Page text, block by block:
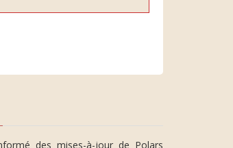
des mises-à-jour de Polars